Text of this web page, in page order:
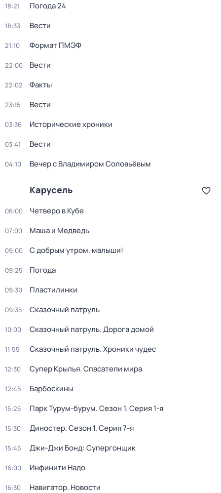
18:21 Погода 24
18:33 Вести
21:10 Формат ПМЭФ
22:00 Вести
22:02 Факты
23:15 Вести
03:36 Исторические хроники
03:41 Вести
04:10 Вечер с Владимиром Соловьёвым
Карусель
06:00 Четверо в Кубе
07:00 Маша и Медведь
09:00 С добрым утром, малыши!
09:25 Погода
09:30 Пластилинки
09:35 Сказочный патруль
10:00 Сказочный патруль. Дорога домой
11:55 Сказочный патруль. Хроники чудес
12:30 Супер Крылья. Спасатели мира
12:45 Барбоскины
15:25 Парк Турум-бурум. Сезон 1. Серия 1-я
15:30 Диностер. Сезон 1. Серия 7-я
15:45 Джи-Джи Бонд: Супергонщик
16:00 Инфинити Надо
16:30 Навигатор. Новости